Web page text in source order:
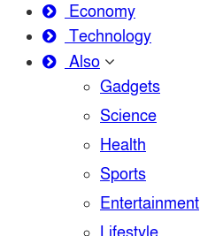
Economy
Technology
Also
Gadgets
Science
Health
Sports
Entertainment